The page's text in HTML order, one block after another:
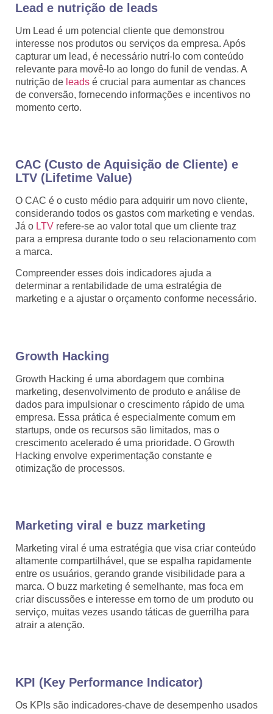
Lead e nutrição de leads
Um Lead é um potencial cliente que demonstrou
interesse nos produtos ou serviços da empresa. Após
capturar um lead, é necessário nutrí-lo com conteúdo
relevante para movê-lo ao longo do funil de vendas. A
nutrição de leads é crucial para aumentar as chances
de conversão, fornecendo informações e incentivos no
momento certo.
CAC (Custo de Aquisição de Cliente) e
LTV (Lifetime Value)
O CAC é o custo médio para adquirir um novo cliente,
considerando todos os gastos com marketing e vendas.
Já o LTV refere-se ao valor total que um cliente traz
para a empresa durante todo o seu relacionamento com
a marca.
Compreender esses dois indicadores ajuda a
determinar a rentabilidade de uma estratégia de
marketing e a ajustar o orçamento conforme necessário.
Growth Hacking
Growth Hacking é uma abordagem que combina
marketing, desenvolvimento de produto e análise de
dados para impulsionar o crescimento rápido de uma
empresa. Essa prática é especialmente comum em
startups, onde os recursos são limitados, mas o
crescimento acelerado é uma prioridade. O Growth
Hacking envolve experimentação constante e
otimização de processos.
Marketing viral e buzz marketing
Marketing viral é uma estratégia que visa criar conteúdo
altamente compartilhável, que se espalha rapidamente
entre os usuários, gerando grande visibilidade para a
marca. O buzz marketing é semelhante, mas foca em
criar discussões e interesse em torno de um produto ou
serviço, muitas vezes usando táticas de guerrilha para
atrair a atenção.
KPI (Key Performance Indicator)
Os KPIs são indicadores-chave de desempenho usados